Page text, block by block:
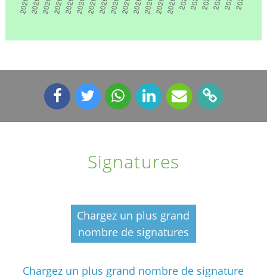
Signatures
Chargez un plus grand
nombre de signatures
Chargez un plus grand nombre de signature